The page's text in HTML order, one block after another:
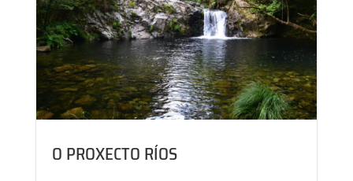
O PROXECTO RÍOS